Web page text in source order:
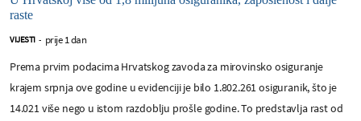
raste
VIJESTI - prije 1 dan
Prema prvim podacima Hrvatskog zavoda za mirovinsko osiguranje
krajem srpnja ove godine u evidenciji je bilo 1.802.261 osiguranik, što je
14.021 više nego u istom razdoblju prošle godine. To predstavlja rast od